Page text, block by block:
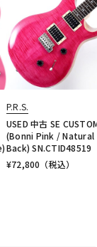
P.R.S.
USED 中古 SE
(Bonni Pink / Natural
Back) SN.CTID48519
¥72,800 （税込）